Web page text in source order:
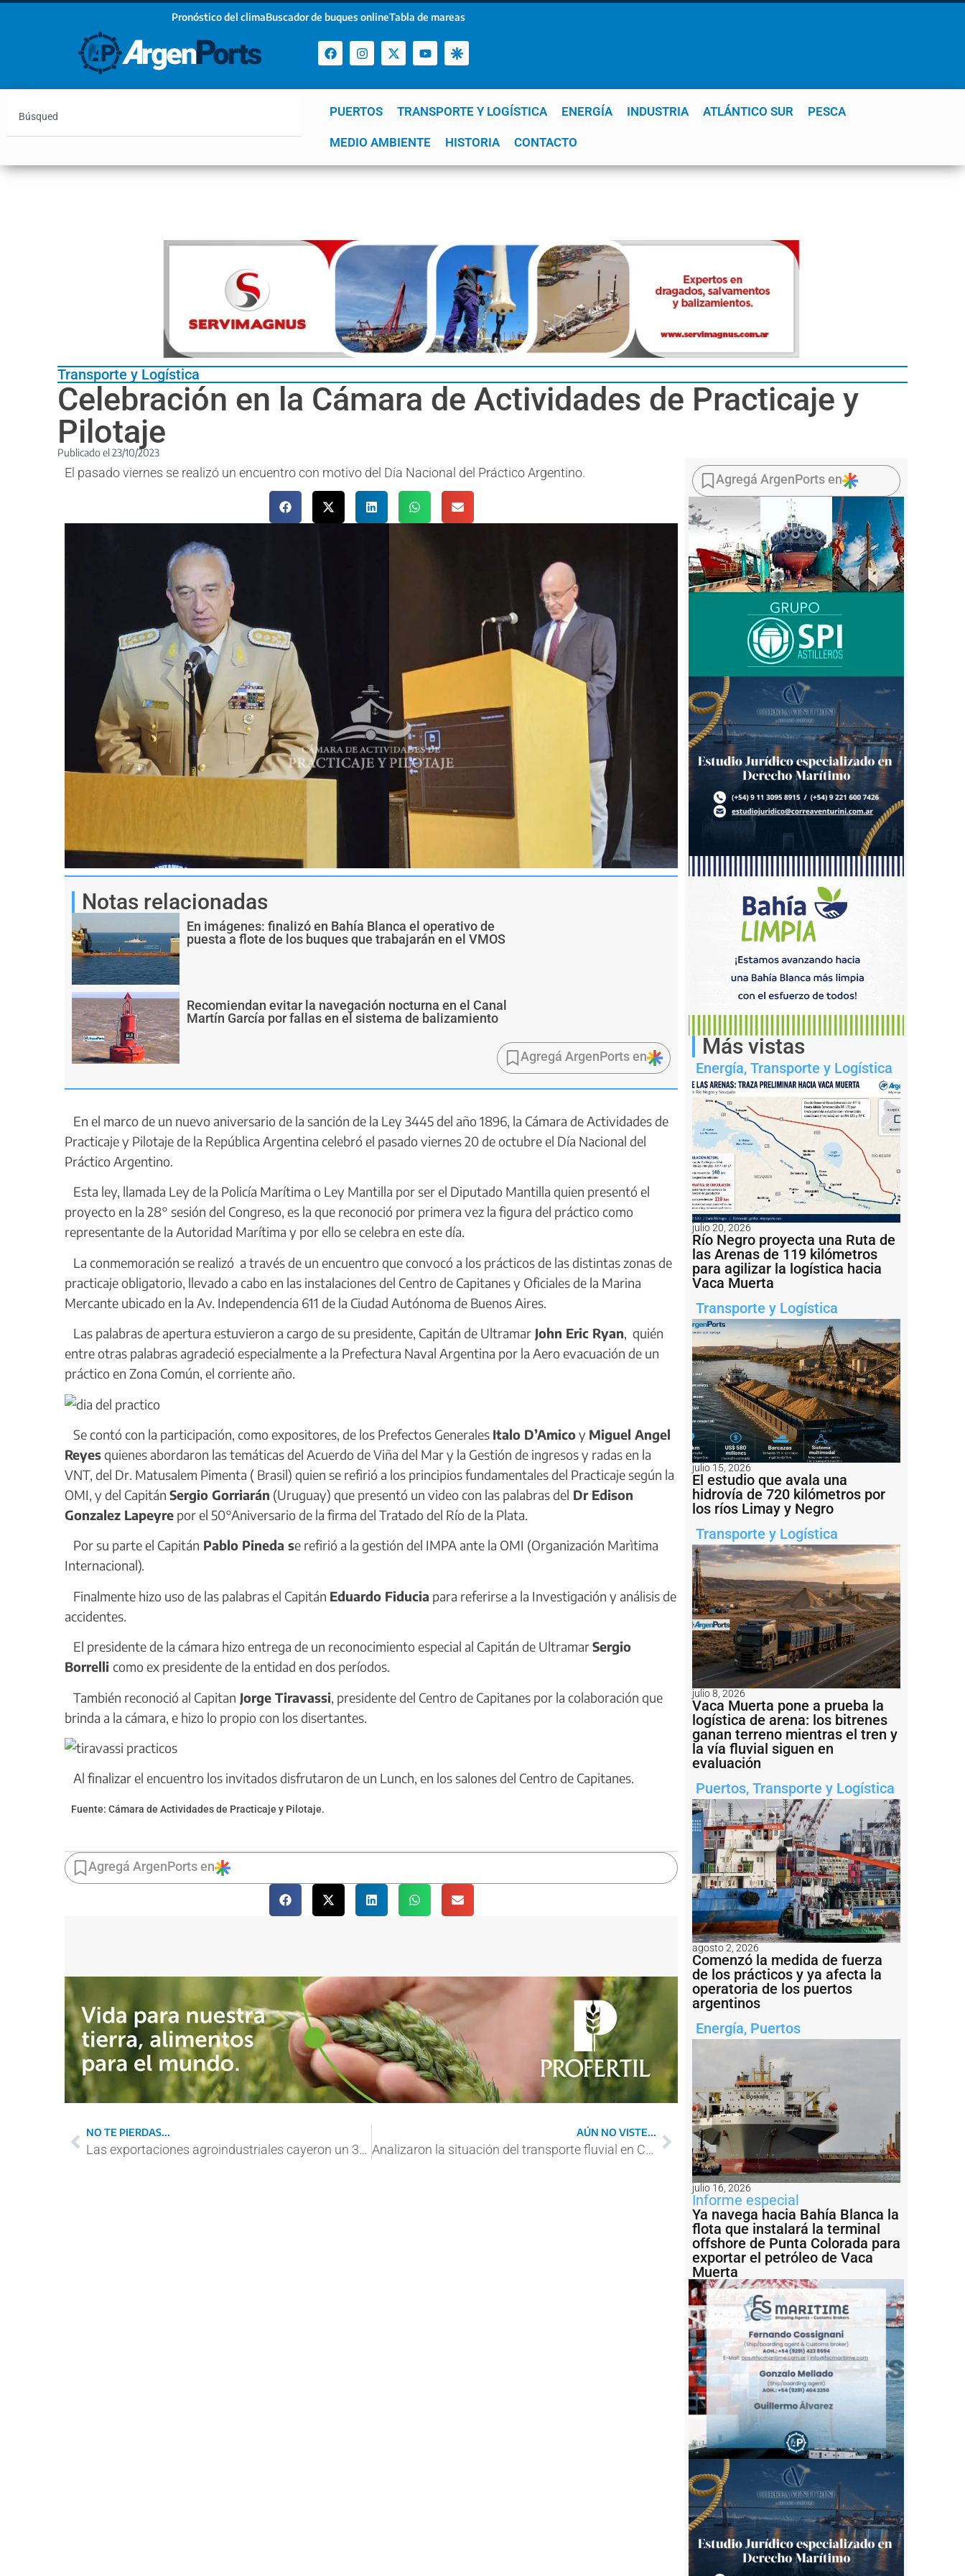
Pronóstico del climaBuscador de buques onlineTabla de mareas
PUERTOS TRANSPORTE Y LOGÍSTICA ENERGÍA INDUSTRIA ATLÁNTICO SUR PESCA
MEDIO AMBIENTE HISTORIA CONTACTO
YPF GNL Mar del Plata Patagonia Quequén
Transporte y Logística
Celebración en la Cámara de Actividades de Practicaje y
Pilotaje
Publicado el 23/10/2023
El pasado viernes se realizó un encuentro con motivo del Día Nacional del Práctico Argentino.
Notas relacionadas
En imágenes: finalizó en Bahía Blanca el operativo de
puesta a flote de los buques que trabajarán en el VMOS
Recomiendan evitar la navegación nocturna en el Canal
Martín García por fallas en el sistema de balizamiento
Agregá ArgenPorts en
En el marco de un nuevo aniversario de la sanción de la Ley 3445 del año 1896, la Cámara de Actividades de
Practicaje y Pilotaje de la República Argentina celebró el pasado viernes 20 de octubre el Día Nacional del
Práctico Argentino.
Esta ley, llamada Ley de la Policía Marítima o Ley Mantilla por ser el Diputado Mantilla quien presentó el
proyecto en la 28° sesión del Congreso, es la que reconoció por primera vez la figura del práctico como
representante de la Autoridad Marítima y por ello se celebra en este día.
La conmemoración se realizó a través de un encuentro que convocó a los prácticos de las distintas zonas de
practicaje obligatorio, llevado a cabo en las instalaciones del Centro de Capitanes y Oficiales de la Marina
Mercante ubicado en la Av. Independencia 611 de la Ciudad Autónoma de Buenos Aires.
Las palabras de apertura estuvieron a cargo de su presidente, Capitán de Ultramar John Eric Ryan, quién
entre otras palabras agradeció especialmente a la Prefectura Naval Argentina por la Aero evacuación de un
práctico en Zona Común, el corriente año.
Se contó con la participación, como expositores, de los Prefectos Generales Italo D’Amicoy Miguel Angel
Reyesquienes abordaron las temáticas del Acuerdo de Viña del Mar y la Gestión de ingresos y radas en la
VNT, del Dr. Matusalem Pimenta ( Brasil) quien se refirió a los principios fundamentales del Practicaje según la
OMI, y del Capitán Sergio Gorriarán (Uruguay) que presentó un video con las palabras del Dr Edison
Gonzalez Lapeyre por el 50°Aniversario de la firma del Tratado del Río de la Plata.
Por su parte el Capitán Pablo Pineda se refirió a la gestión del IMPA ante la OMI (Organización Marìtima
Internacional).
Finalmente hizo uso de las palabras el Capitán Eduardo Fiducia para referirse a la Investigación y análisis de
accidentes.
El presidente de la cámara hizo entrega de un reconocimiento especial al Capitán de UltramarSergio
Borrelli como ex presidente de la entidad en dos períodos.
También reconoció al Capitan Jorge Tiravassi , presidente del Centro de Capitanes por la colaboración que
brinda a la cámara, e hizo lo propio con los disertantes.
Al finalizar el encuentro los invitados disfrutaron de un Lunch, en los salones del Centro de Capitanes.
Fuente: Cámara de Actividades de Practicaje y Pilotaje.
Agregá ArgenPorts en
NO TE PIERDAS...
Las exportaciones agroindustriales cayeron un 33,4% en septiembre
AÚN NO VISTE...
Analizaron la situación del transporte fluvial en Corrientes
Agregá ArgenPorts en
Más vistas
Energía, Transporte y Logística
julio 20, 2026
Río Negro proyecta una Ruta de
las Arenas de 119 kilómetros
para agilizar la logística hacia
Vaca Muerta
Transporte y Logística
julio 15, 2026
El estudio que avala una
hidrovía de 720 kilómetros por
los ríos Limay y Negro
Transporte y Logística
julio 8, 2026
Vaca Muerta pone a prueba la
logística de arena: los bitrenes
ganan terreno mientras el tren y
la vía fluvial siguen en
evaluación
Puertos, Transporte y Logística
agosto 2, 2026
Comenzó la medida de fuerza
de los prácticos y ya afecta la
operatoria de los puertos
argentinos
Energía, Puertos
julio 16, 2026
Informe especial
Ya navega hacia Bahía Blanca la
flota que instalará la terminal
offshore de Punta Colorada para
exportar el petróleo de Vaca
Muerta
¡Sumate a nuestro Newsletter!
Email
Estoy de acuerdo con las condiciones y políticas de